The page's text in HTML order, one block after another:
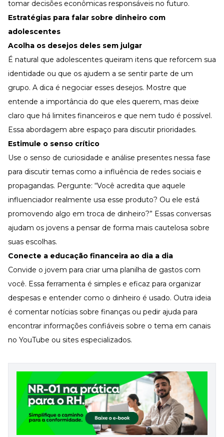
tomar decisões econômicas responsáveis no futuro.
Estratégias para falar sobre dinheiro com
adolescentes
Acolha os desejos deles sem julgar
É natural que adolescentes queiram itens que reforcem sua
identidade ou que os ajudem a se sentir parte de um
grupo. A dica é negociar esses desejos. Mostre que
entende a importância do que eles querem, mas deixe
claro que há limites financeiros e que nem tudo é possível.
Essa abordagem abre espaço para discutir prioridades.
Estimule o senso crítico
Use o senso de curiosidade e análise presentes nessa fase
para discutir temas como a influência de redes sociais e
propagandas. Pergunte: “Você acredita que aquele
influenciador realmente usa esse produto? Ou ele está
promovendo algo em troca de dinheiro?” Essas conversas
ajudam os jovens a pensar de forma mais cautelosa sobre
suas escolhas.
Conecte a educação financeira ao dia a dia
Convide o jovem para criar uma planilha de gastos com
você. Essa ferramenta é simples e eficaz para organizar
despesas e entender como o dinheiro é usado. Outra ideia
é comentar notícias sobre finanças ou pedir ajuda para
encontrar informações confiáveis sobre o tema em canais
no YouTube ou sites especializados.